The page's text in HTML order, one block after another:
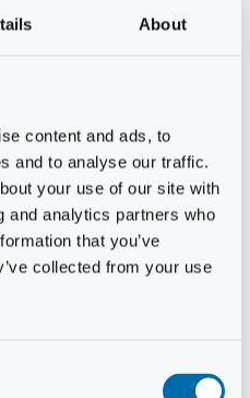
About
content and ads, to
and to analyse our traffic.
your use of our site with
and analytics partners who
that you’ve
collected from your use